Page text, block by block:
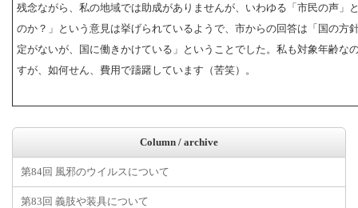
残念ながら、私の地域では助成がありませんが、いわゆる「市民の声」
のか？」という意見は挙げられているようで、市からの回答は「国の方
定がないが、国に働きかけている」ということでした。私も対象年齢な
すが、如何せん、費用で躊躇しています（苦笑）。
Column / archive
第84回 風邪のウイルスについて
第83回 義肢や装具について